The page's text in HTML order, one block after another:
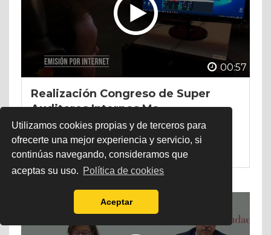
Utilizamos cookies propias y de terceros para
ofrecerte una mejor experiencia y servicio, si
continúas navegando, consideramos que
aceptas su uso. Política de cookies
Aceptar
00:57
Realización Congreso de Super
Auditores Internos Ma...
Promos de Eventos
Instituto de Auditores Internos de España